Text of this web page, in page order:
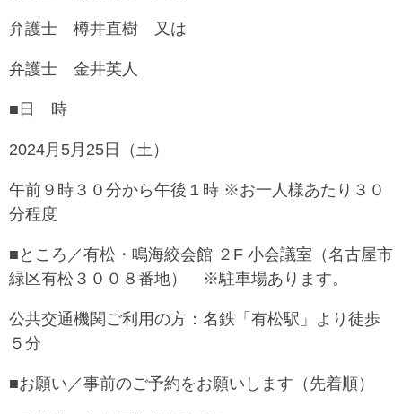
弁護士 樽井直樹 又は
弁護士 金井英人
■日 時
2024月5月25日（土）
午前９時３０分から午後１時 ※お一人様あたり３０
分程度
■ところ／有松・鳴海絞会館 ２F 小会議室（名古屋市
緑区有松３００８番地） ※駐車場あります。
公共交通機関ご利用の方：名鉄「有松駅」より徒歩
５分
■お願い／事前のご予約をお願いします（先着順）